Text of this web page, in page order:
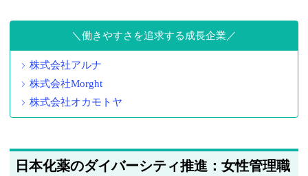
働きやすさを追求する成長企業
株式会社アルナ
株式会社Morght
株式会社オカモトヤ
日本化薬のダイバーシティ推進：女性管理職